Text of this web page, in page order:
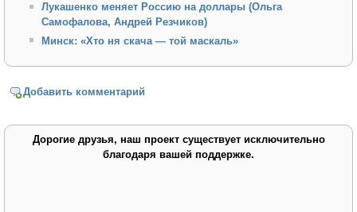
Лукашенко меняет Россию на доллары (Ольга
Самофалова, Андрей Резчиков)
Минск: «Хто ня скача — той маскаль»
Добавить комментарий
Дорогие друзья, наш проект существует исключительно
благодаря вашей поддержке.